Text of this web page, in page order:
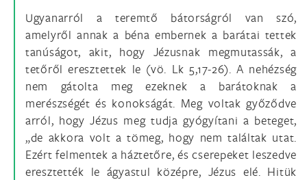
Ugyanarról a teremtő bátorságról van szó,
amelyről annak a béna embernek a barátai tettek
tanúságot, akit, hogy Jézusnak megmutassák, a
tetőről eresztettek le (vö. Lk 5,17-26). A nehézség
nem gátolta meg ezeknek a barátoknak a
merészségét és konokságát. Meg voltak győződve
arról, hogy Jézus meg tudja gyógyítani a beteget,
„de akkora volt a tömeg, hogy nem találtak utat.
Ezért felmentek a háztetőre, és cserepeket leszedve
eresztették le ágyastul középre, Jézus elé. Hitük